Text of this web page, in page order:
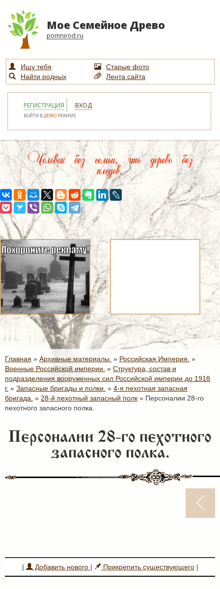
Мое Семейное Древо
pomnirod.ru
Ищу тебя
Старые фото
Найти родных
Лента сайта
РЕГИСТРАЦИЯ ВХОД
ВОЙТИ ВДЕМО РЕЖИМЕ
Человек без семьи, что дерево без
плодов.
Главная » Архивные материалы. » Российская Империя. »
Военные Российской империи. » Структура, состав и
подразделения вооруженных сил Российской империи до 1918
г. » Запасные бригады и полки. » 4-я пехотная запасная
бригада. » 28-й пехотный запасный полк » Персоналии 28-го
пехотного запасного полка.
Персоналии 28-го пехотного
запасного полка.
| Добавить нового | Прикрепить существующего|